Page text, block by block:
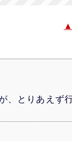
、とりあえず